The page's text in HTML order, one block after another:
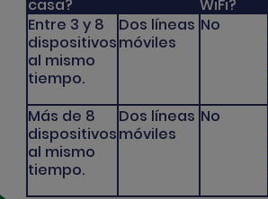
casa?
WiFi?
Entre 3 y 8
dispositivos
al mismo
tiempo.
Dos líneas
móviles
No
Más de 8
dispositivos
al mismo
tiempo.
Dos líneas
móviles
No